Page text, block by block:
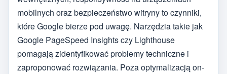
mobilnych oraz bezpieczeństwo witryny to czynniki,
które Google bierze pod uwagę. Narzędzia takie jak
Google PageSpeed Insights czy Lighthouse
pomagają zidentyfikować problemy techniczne i
zaproponować rozwiązania. Poza optymalizacją on-